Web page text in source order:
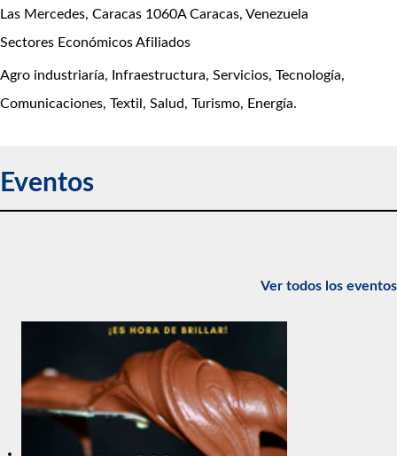
Las Mercedes, Caracas 1060A Caracas, Venezuela
Sectores Económicos Afiliados
Agro industriaría, Infraestructura, Servicios, Tecnología,
Comunicaciones, Textil, Salud, Turismo, Energía.
Eventos
Ver todos los eventos